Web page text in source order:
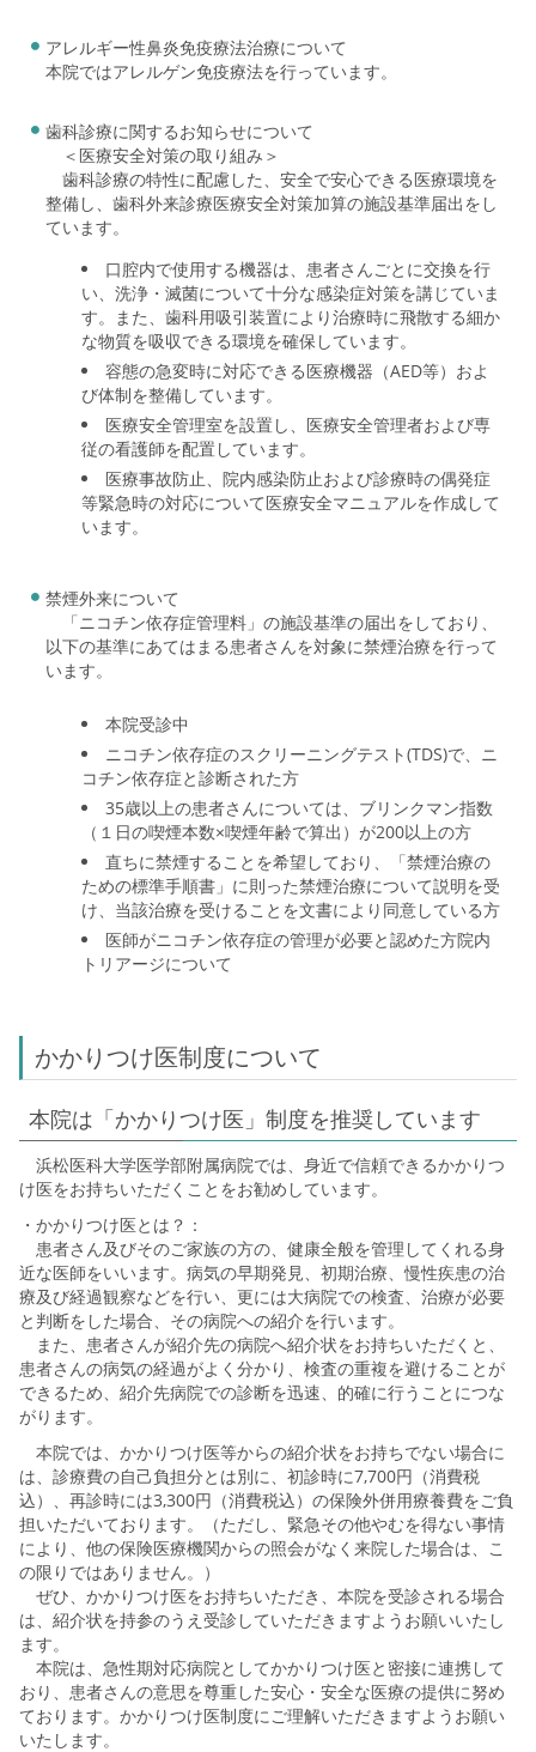
アレルギー性鼻炎免疫療法治療について
本院ではアレルゲン免疫療法を行っています。
歯科診療に関するお知らせについて
＜医療安全対策の取り組み＞
歯科診療の特性に配慮した、安全で安心できる医療環境を
整備し、歯科外来診療医療安全対策加算の施設基準届出をし
ています。
口腔内で使用する機器は、患者さんごとに交換を行
い、洗浄・滅菌について十分な感染症対策を講じていま
す。また、歯科用吸引装置により治療時に飛散する細か
な物質を吸収できる環境を確保しています。
容態の急変時に対応できる医療機器（AED等）およ
び体制を整備しています。
医療安全管理室を設置し、医療安全管理者および専
従の看護師を配置しています。
医療事故防止、院内感染防止および診療時の偶発症
等緊急時の対応について医療安全マニュアルを作成して
います。
禁煙外来について
「ニコチン依存症管理料」の施設基準の届出をしており、
以下の基準にあてはまる患者さんを対象に禁煙治療を行って
います。
本院受診中
ニコチン依存症のスクリーニングテスト(TDS)で、ニ
コチン依存症と診断された方
35歳以上の患者さんについては、ブリンクマン指数
（１日の喫煙本数×喫煙年齢で算出）が200以上の方
直ちに禁煙することを希望しており、「禁煙治療の
ための標準手順書」に則った禁煙治療について説明を受
け、当該治療を受けることを文書により同意している方
医師がニコチン依存症の管理が必要と認めた方院内
トリアージについて
かかりつけ医制度について
本院は「かかりつけ医」制度を推奨しています
浜松医科大学医学部附属病院では、身近で信頼できるかかりつ
け医をお持ちいただくことをお勧めしています。
・かかりつけ医とは？：
患者さん及びそのご家族の方の、健康全般を管理してくれる身
近な医師をいいます。病気の早期発見、初期治療、慢性疾患の治
療及び経過観察などを行い、更には大病院での検査、治療が必要
と判断をした場合、その病院への紹介を行います。
また、患者さんが紹介先の病院へ紹介状をお持ちいただくと、
患者さんの病気の経過がよく分かり、検査の重複を避けることが
できるため、紹介先病院での診断を迅速、的確に行うことにつな
がります。
本院では、かかりつけ医等からの紹介状をお持ちでない場合に
は、診療費の自己負担分とは別に、初診時に7,700円（消費税
込）、再診時には3,300円（消費税込）の保険外併用療養費をご負
担いただいております。（ただし、緊急その他やむを得ない事情
により、他の保険医療機関からの照会がなく来院した場合は、こ
の限りではありません。）
ぜひ、かかりつけ医をお持ちいただき、本院を受診される場合
は、紹介状を持参のうえ受診していただきますようお願いいたし
ます。
本院は、急性期対応病院としてかかりつけ医と密接に連携して
おり、患者さんの意思を尊重した安心・安全な医療の提供に努め
ております。かかりつけ医制度にご理解いただきますようお願い
いたします。